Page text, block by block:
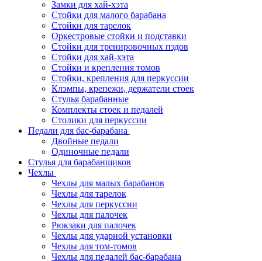
Замки для хай-хэта
Стойки для малого барабана
Стойки для тарелок
Оркестровые стойки и подставки
Стойки для тренировочных пэдов
Стойки для хай-хэта
Стойки и крепления томов
Стойки, крепления для перкуссии
Клэмпы, крепежи, держатели стоек
Стулья барабанные
Комплекты стоек и педалей
Столики для перкуссии
Педали для бас-барабана
Двойные педали
Одиночные педали
Стулья для барабанщиков
Чехлы
Чехлы для малых барабанов
Чехлы для тарелок
Чехлы для перкуссии
Чехлы для палочек
Рюкзаки для палочек
Чехлы для ударной установки
Чехлы для том-томов
Чехлы для педалей бас-барабана